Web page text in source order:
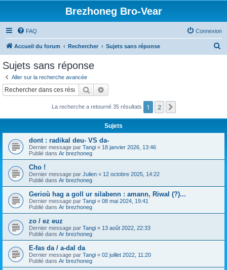
Brezhoneg Bro-Vear
FAQ Connexion
Accueil du forum Rechercher Sujets sans réponse
c
Sujets sans réponse
Aller sur la recherche avancée
Rechercher
La recherche a retourné 35 résultats 1 2
Sujets
dont : radikal deu- VS da-
Dernier message par Tangi « 18 janvier 2026, 13:46
Publié dans Ar brezhoneg
Cho !
Dernier message par Julien « 12 octobre 2025, 14:22
Publié dans Ar brezhoneg
Gerioù hag a goll ur silabenn : amann, Riwal (?)...
Dernier message par Tangi « 08 mai 2024, 19:41
Publié dans Ar brezhoneg
zo / ez euz
Dernier message par Tangi « 13 août 2022, 22:33
Publié dans Ar brezhoneg
E-fas da / a-dal da
Dernier message par Tangi « 02 juillet 2022, 11:20
Publié dans Ar brezhoneg